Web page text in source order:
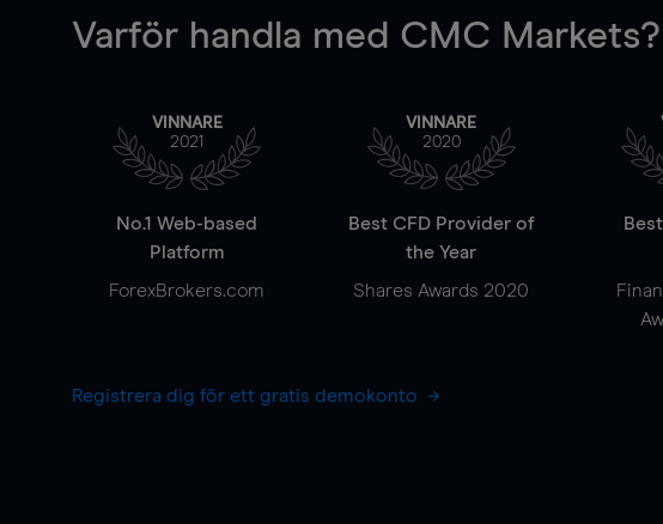
Varför handla med CMC Markets?
VINNARE
2021
No.1 Web-based
Platform
ForexBrokers.com
VINNARE
2020
Best CFD Provider of
the Year
Shares Awards 2020
Registrera dig för ett gratis demokonto